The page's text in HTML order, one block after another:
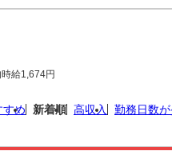
給1,674円
すめ 新着順 高収入 勤務日数